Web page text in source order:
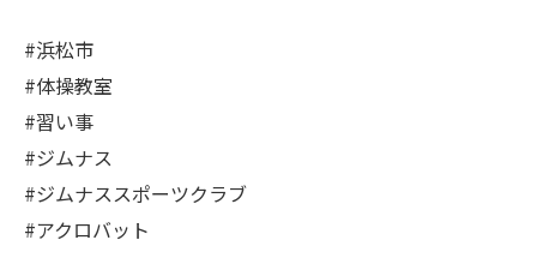
#浜松市
#体操教室
#習い事
#ジムナス
#ジムナススポーツクラブ
#アクロバット